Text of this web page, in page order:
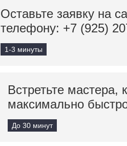
Оставьте заявку на
телефону: +7 (925)
1-3 минуты
Встретьте мастера,
максимально
До 30 минут